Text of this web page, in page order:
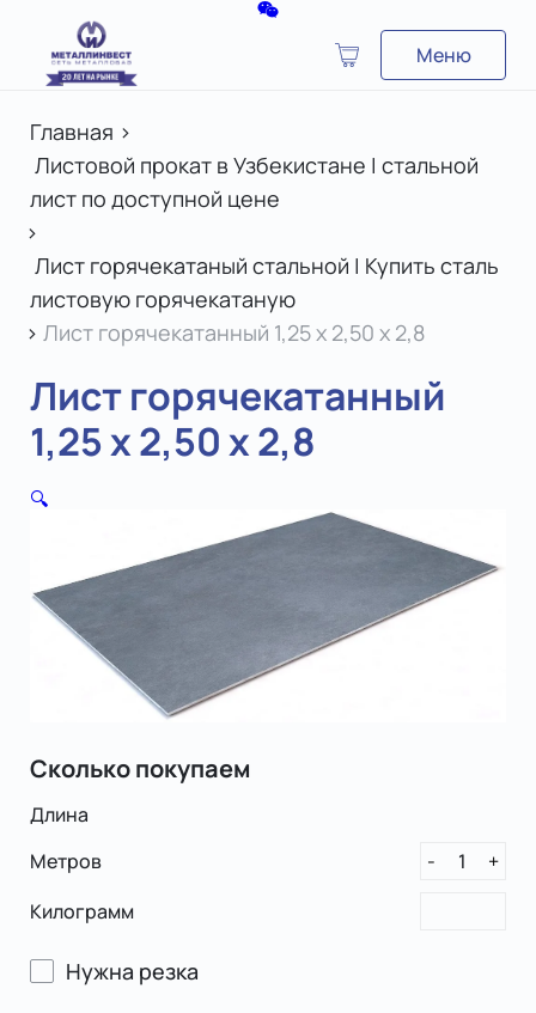
Меню
Главная >
Листовой прокат в Узбекистане | стальной
лист по доступной цене
>
Лист горячекатаный стальной | Купить сталь
листовую горячекатаную
> Лист горячекатанный 1,25 х 2,50 х 2,8
Лист горячекатанный
1,25 х 2,50 х 2,8
🔍
Сколько покупаем
Длина
Метров
- 1
+
Килограмм
Нужна резка